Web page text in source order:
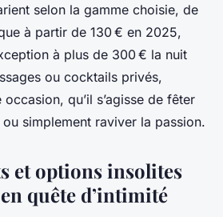
selon la gamme choisie, de
à partir de 130 € en 2025,
à plus de 300 € la nuit
ou cocktails privés,
occasion, qu’il s’agisse de fêter
simplement raviver la passion.
et options insolites
quête d’intimité